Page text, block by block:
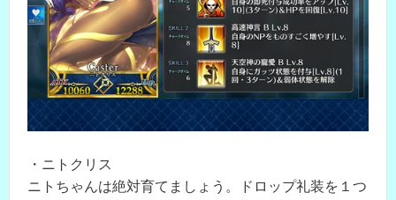
・ニトクリス
ニトちゃんは絶対育てましょう。ドロップ礼装を１つ